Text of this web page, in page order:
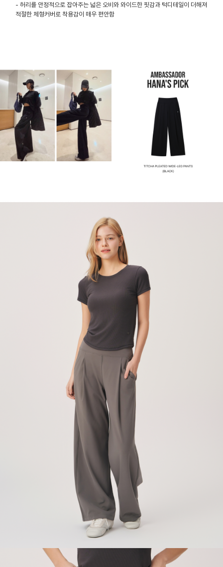
- 허리를 안정적으로 잡아주는 넓은 오비와 와이드한 핏감과 턱디테일이 더해져
적절한 체형커버로 착용감이 매우 편안함